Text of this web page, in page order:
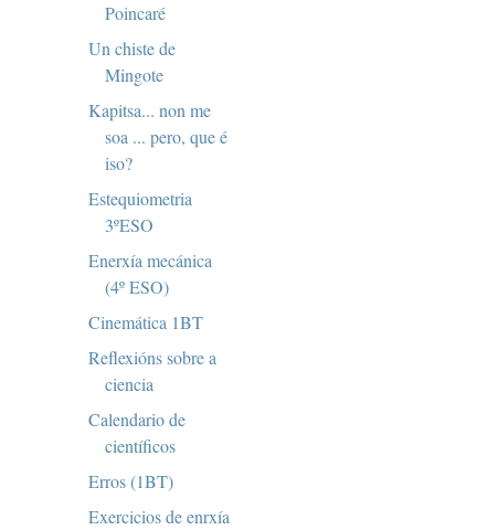
Poincaré
Un chiste de
Mingote
Kapitsa... non me
soa ... pero, que é
iso?
Estequiometria
3ºESO
Enerxía mecánica
(4º ESO)
Cinemática 1BT
Reflexións sobre a
ciencia
Calendario de
científicos
Erros (1BT)
Exercicios de enrxía